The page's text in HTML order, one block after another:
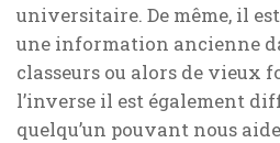
universitaire. De même, il
une information ancienne
classeurs ou alors de vieux
l’inverse il est également
quelqu’un pouvant nous